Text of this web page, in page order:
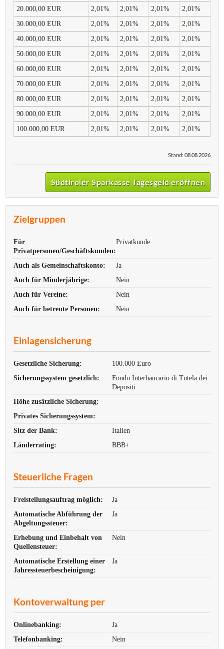
20.000,00 EUR 2,01% 2,01% 2,01%
2,01%
30.000,00 EUR
2,01% 2,01% 2,01%
2,01%
40.000,00 EUR
2,01% 2,01% 2,01%
2,01%
50.000,00 EUR
2,01% 2,01% 2,01%
2,01%
60.000,00 EUR
2,01% 2,01% 2,01%
2,01%
70.000,00 EUR
2,01% 2,01% 2,01%
2,01%
80.000,00 EUR
2,01% 2,01% 2,01%
2,01%
90.000,00 EUR
2,01% 2,01% 2,01%
2,01%
100.000,00 EUR
2,01% 2,01% 2,01% 2,01%
Stand: 08.08.2026
Südtiroler Sparkasse Tagesgeld eröffnen
Zielgruppen
Für
Privatpersonen/Geschäftskunden:
Privatkunde
Auch als Gemeinschaftskonto:
Ja
Auch für Minderjährige:
Nein
Auch für Vereine:
Nein
Auch für betreute Personen:
Nein
Einlagensicherung
Gesetzliche Sicherung:
100.000 Euro
Sicherungssystem gesetzlich:
Fondo Interbancario di Tutela dei
Depositi
Höhe zusätzliche Sicherung:
Privates Sicherungssystem:
Sitz der Bank:
Italien
Länderrating:
BBB+
Steuerliche Fragen
Freistellungsauftrag möglich:
Ja
Automatische Abführung der
Abgeltungssteuer:
Ja
Erhebung und Einbehalt von
Quellensteuer:
Nein
Automatische Erstellung einer
Jahres­steuer­bescheinigung:
Ja
Kontoverwaltung per
Onlinebanking:
Ja
Telefonbanking:
Nein